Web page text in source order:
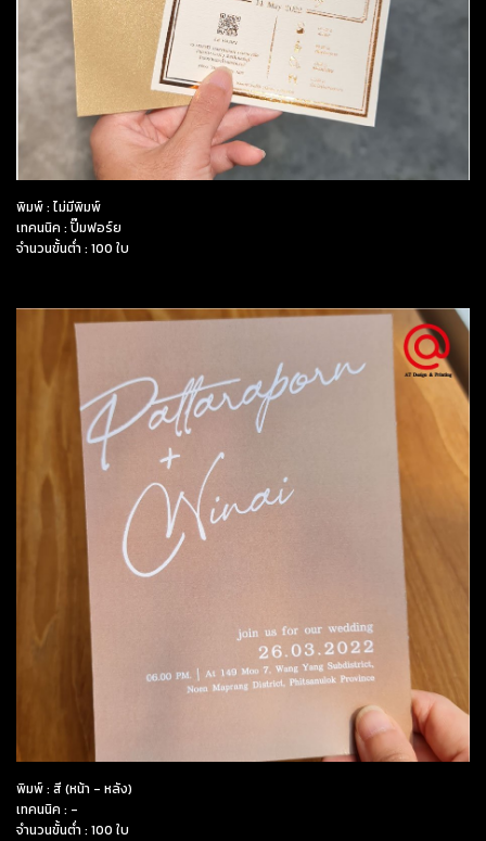
พิมพ์ : ไม่มีพิมพ์
เทคนนิค : ปั๊มฟอร์ย
จำนวนขั้นต่ำ : 100 ใบ
พิมพ์ : สี (หน้า - หลัง)
เทคนนิค : -
จำนวนขั้นต่ำ : 100 ใบ